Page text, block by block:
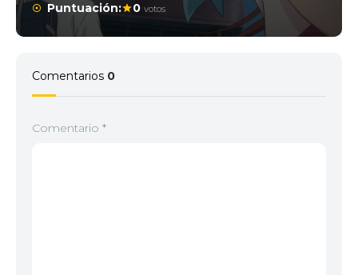
Puntuación:
0 votos
Comentarios 0
Comentario *